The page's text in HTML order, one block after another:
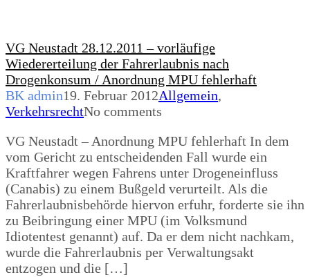
VG Neustadt 28.12.2011 – vorläufige
Wiedererteilung der Fahrerlaubnis nach
Drogenkonsum / Anordnung MPU fehlerhaft
BK admin19. Februar 2012Allgemein,
VerkehrsrechtNo comments
VG Neustadt – Anordnung MPU fehlerhaft In dem
vom Gericht zu entscheidenden Fall wurde ein
Kraftfahrer wegen Fahrens unter Drogeneinfluss
(Canabis) zu einem Bußgeld verurteilt. Als die
Fahrerlaubnisbehörde hiervon erfuhr, forderte sie ihn
zu Beibringung einer MPU (im Volksmund
Idiotentest genannt) auf. Da er dem nicht nachkam,
wurde die Fahrerlaubnis per Verwaltungsakt
entzogen und die […]